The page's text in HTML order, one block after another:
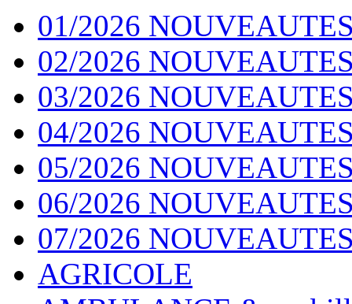
01/2026
02/2026
03/2026
04/2026
05/2026
06/2026
07/2026
AGRICOLE